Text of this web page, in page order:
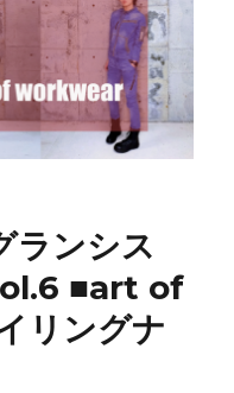
ランシス
■art of
リングナ